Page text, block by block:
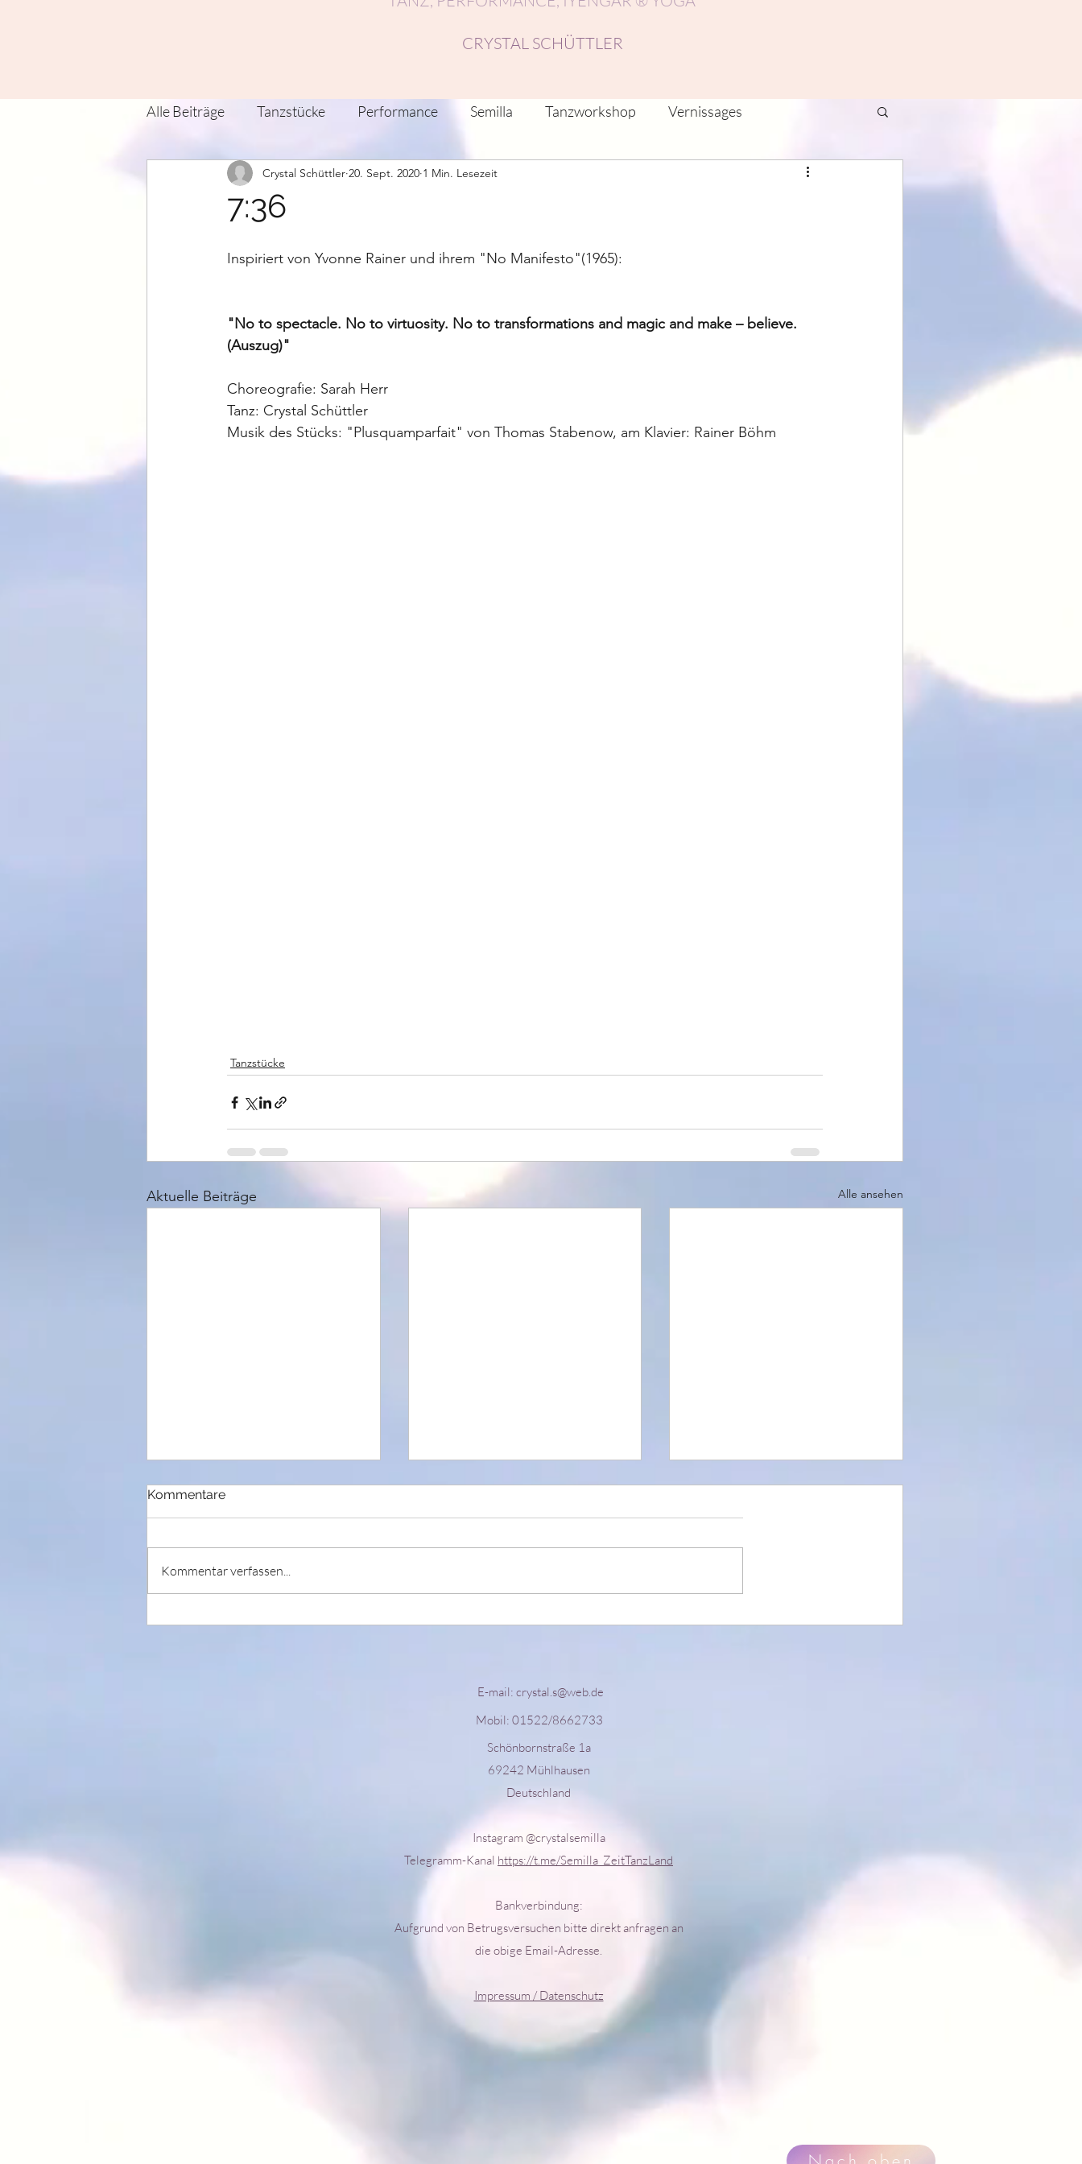
Alle Beiträge Tanzstücke Performance Semilla Tanzworkshop Vernissages
Zeit Tanz Land Verein Künstlerische Reflektionen/Beiträge Yoga
7:36
Crystal Schüttler 20. Sept. 2020 1 Min. Lesezeit
Inspiriert von Yvonne Rainer und ihrem "No Manifesto"(1965):
"No to spectacle. No to virtuosity. No to transformations and magic and make – believe.
(Auszug)"
Choreografie: Sarah Herr
Tanz: Crystal Schüttler
Musik des Stücks: "Plusquamparfait" von Thomas Stabenow, am Klavier: Rainer Böhm
Tanzstücke
Aktuelle Beiträge Alle ansehen
Kommentare
Kommentar verfassen...
CRYSTAL SCHÜTTLER
E-mail: crystal.s@web.de
Mobil: 01522/8662733
Schönbornstraße 1a
69242 Mühlhausen
Deutschland
Instagram @crystalsemilla
Telegramm-Kanal https://t.me/Semilla_ZeitTanzLand
Bankverbindung:
Aufgrund von Betrugsversuchen bitte direkt anfragen an
die obige Email-Adresse.
Impressum / Datenschutz